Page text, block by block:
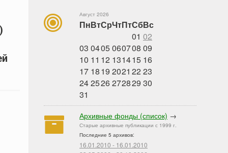
Август 2026
ПнВтСрЧтПтСбВс
01 02
03 0405060708 09
10 11 12 131415 16
17 1819 2021 22 23
242526272829 30
31
Архивные фонды (список) →
Старые архивные публикации с 1999 г.
Последние 5 архивов:
16.01.2010 - 16.01.2010